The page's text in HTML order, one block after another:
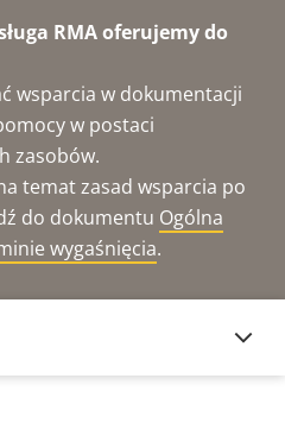
RMA oferujemy do
wsparcia w dokumentacji
w postaci
zasobów.
temat zasad wsparcia po
do dokumentu Ogólna
wygaśnięcia.